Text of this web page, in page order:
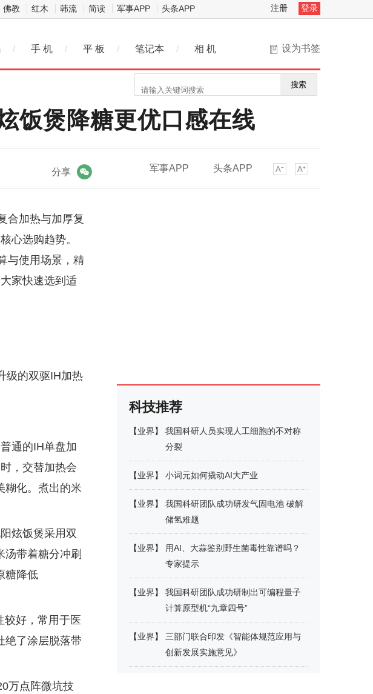
佛教 红木 韩流 简读 军事APP 头条APP 注册 登录
设为书签
/ 手 机 / 平 板 / 笔记本 / 相 机
搜索
饭煲降糖更优口感在线
军事APP 头条APP
分享
合加热与加厚复
心选购趋势。
与使用场景，精
家快速选到适
级的双驱IH加热
通的IH单盘加
，交替加热会
糊化。煮出的米
炫饭煲采用双
带着糖分冲刷
糖降低
较好，常用于医
绝了涂层脱落带
万点阵微坑技
科技推荐
【业界】
我国科研人员实现人工细胞的不对称
分裂
【业界】 小词元如何撬动AI大产业
【业界】
我国科研团队成功研发气固电池 破解
储氢难题
【业界】
用AI、大蒜鉴别野生菌毒性靠谱吗？
专家提示
【业界】
我国科研团队成功研制出可编程量子
计算原型机“九章四号”
【业界】
三部门联合印发《智能体规范应用与
创新发展实施意见》